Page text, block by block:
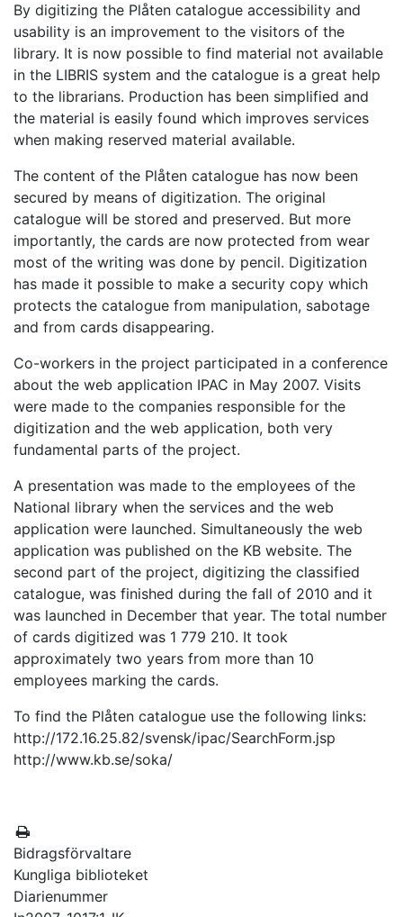
By digitizing the Plåten catalogue accessibility and
usability is an improvement to the visitors of the
library. It is now possible to find material not available
in the LIBRIS system and the catalogue is a great help
to the librarians. Production has been simplified and
the material is easily found which improves services
when making reserved material available.
The content of the Plåten catalogue has now been
secured by means of digitization. The original
catalogue will be stored and preserved. But more
importantly, the cards are now protected from wear
most of the writing was done by pencil. Digitization
has made it possible to make a security copy which
protects the catalogue from manipulation, sabotage
and from cards disappearing.
Co-workers in the project participated in a conference
about the web application IPAC in May 2007. Visits
were made to the companies responsible for the
digitization and the web application, both very
fundamental parts of the project.
A presentation was made to the employees of the
National library when the services and the web
application were launched. Simultaneously the web
application was published on the KB website. The
second part of the project, digitizing the classified
catalogue, was finished during the fall of 2010 and it
was launched in December that year. The total number
of cards digitized was 1 779 210. It took
approximately two years from more than 10
employees marking the cards.
To find the Plåten catalogue use the following links:
http://172.16.25.82/svensk/ipac/SearchForm.jsp
http://www.kb.se/soka/
Bidragsförvaltare
Kungliga biblioteket
Diarienummer